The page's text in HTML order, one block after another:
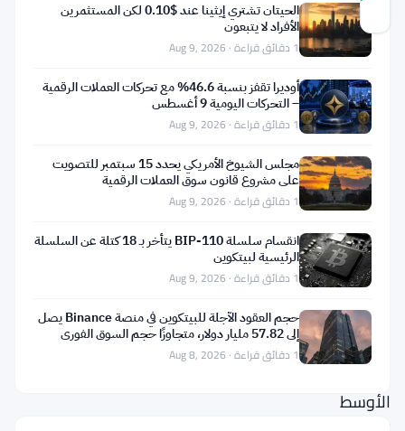
آخر تحديث 2 أشهر مضت
استقر
الجنيه
الإسترليني
مقابل
الين
الياباني
يوم
الاثنين.
الضغوط
الجيوسياسية
من
الشرق
الأوسط
الحيتان تشتري إيثينا عند $0.10 لكن المستثمرين
الأفراد لا يتبعون
1 دقائق قراءة · Aug 9, 2026
أوديرا تقفز بنسبة 46.6% مع تحركات العملات الرقمية
– التحركات اليومية 9 أغسطس
1 دقائق قراءة · Aug 9, 2026
مجلس الشيوخ الأمريكي يحدد 15 سبتمبر للتصويت
على مشروع قانون سوق العملات الرقمية
1 دقائق قراءة · Aug 9, 2026
انقسام سلسلة BIP-110 يتأخر بـ 18 كتلة عن السلسلة
الرئيسية لبيتكوين
1 دقائق قراءة · Aug 9, 2026
حجم العقود الآجلة للبيتكوين في منصة Binance يصل
إلى 57.82 مليار دولار، متجاوزًا حجم السوق الفوري
بثمانية أضعاف1 دقائق قراءة · Aug 8, 2026